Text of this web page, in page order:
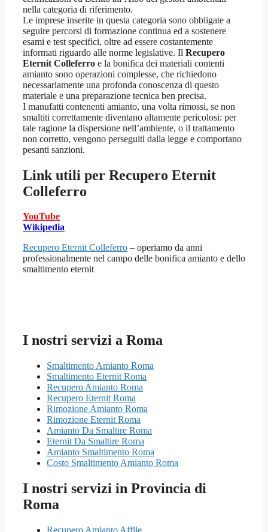
nella categoria di riferimento.
Le imprese inserite in questa categoria sono obbligate a
seguire percorsi di formazione continua ed a sostenere
esami e test specifici, oltre ad essere costantemente
informati riguardo alle norme legislative. Il Recupero
Eternit Colleferro e la bonifica dei materiali contenti
amianto sono operazioni complesse, che richiedono
necessariamente una profonda conoscenza di questo
materiale e una preparazione tecnica ben precisa.
I manufatti contenenti amianto, una volta rimossi, se non
smaltiti correttamente diventano altamente pericolosi: per
tale ragione la dispersione nell’ambiente, o il trattamento
non corretto, vengono perseguiti dalla legge e comportano
pesanti sanzioni.
Link utili per Recupero Eternit
Colleferro
YouTube
Wikipedia
Recupero Eternit Colleferro – operiamo da anni
professionalmente nel campo delle bonifica amianto e dello
smaltimento eternit
I nostri servizi a Roma
Smaltimento Amianto Roma
Smaltimento Eternit Roma
Recupero Amianto Roma
Recupero Eternit Roma
Rimozione Amianto Roma
Rimozione Eternit Roma
Amianto Da Smaltire Roma
Eternit Da Smaltire Roma
Amianto Smaltimento Roma
Costo Smaltimento Amianto Roma
I nostri servizi in Provincia di
Roma